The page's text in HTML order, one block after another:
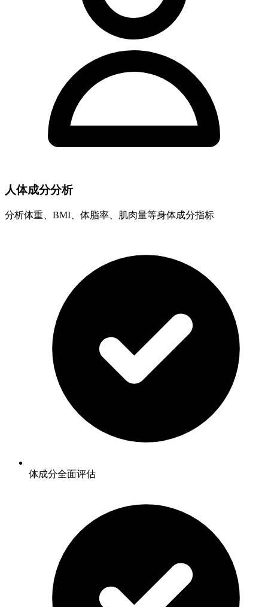
人体成分分析
分析体重、BMI、体脂率、肌肉量等身体成分指标
体成分全面评估